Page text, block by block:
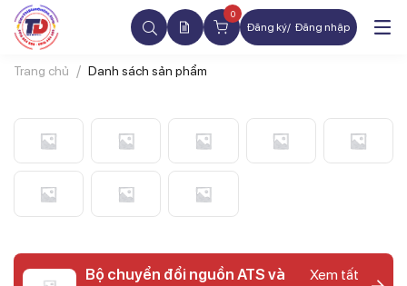
0
Đăng ký Đăng nhập
Trang chủ Danh sách sản phẩm
Bộ chuyển đổi nguồn ATS và
Xem tất